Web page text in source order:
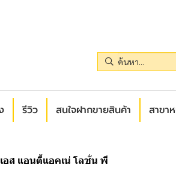
รีวิว สนใจฝากขายสินค้า สาขา
อส แอนตี้แอคเน่ โลชั่น พี